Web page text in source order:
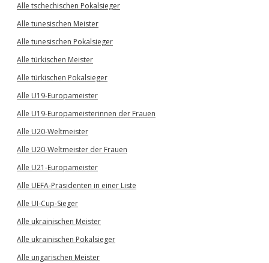
Alle tschechischen Pokalsieger
Alle tunesischen Meister
Alle tunesischen Pokalsieger
Alle türkischen Meister
Alle türkischen Pokalsieger
Alle U19-Europameister
Alle U19-Europameisterinnen der Frauen
Alle U20-Weltmeister
Alle U20-Weltmeister der Frauen
Alle U21-Europameister
Alle UEFA-Präsidenten in einer Liste
Alle UI-Cup-Sieger
Alle ukrainischen Meister
Alle ukrainischen Pokalsieger
Alle ungarischen Meister